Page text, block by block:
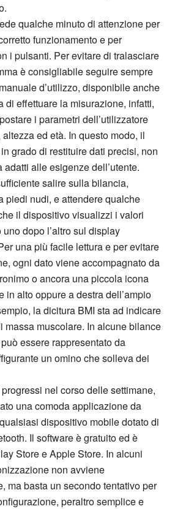
qualche minuto di attenzione per
funzionamento e per
i pulsanti. Per evitare di tralasciare
è consigliabile seguire sempre
d’utilizzo, disponibile anche
di effettuare la misurazione, infatti,
i parametri dell’utilizzatore
ed età. In questo modo, il
grado di restituire dati precisi, non
alle esigenze dell’utente.
salire sulla bilancia,
piedi nudi, e attendere qualche
il dispositivo visualizzi i valori
dopo l’altro sul display
una più facile lettura e per evitare
ogni dato viene accompagnato da
o ancora una piccola icona
in alto oppure a destra dell’ampio
la dicitura BMI sta ad indicare
massa muscolare. In alcune bilance
essere rappresentato da
un omino che solleva dei
nel corso delle settimane,
una comoda applicazione da
dispositivo mobile dotato di
Il software è gratuito ed è
Store e Apple Store. In alcuni
non avviene
ma basta un secondo tentativo per
peraltro semplice e